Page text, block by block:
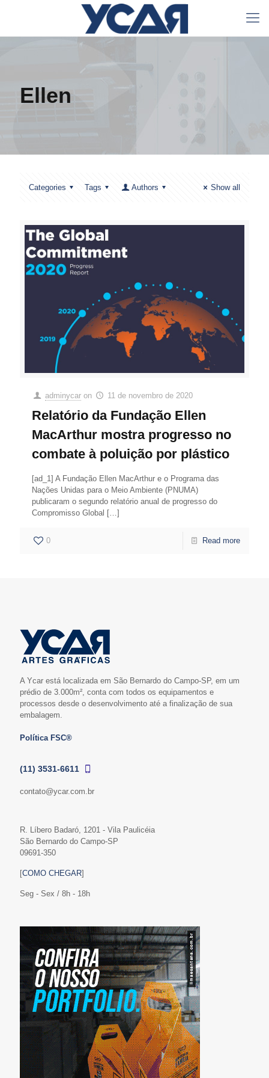
Ellen
Categories Tags Authors Show all
adminycar on 11 de novembro de 2020
Relatório da Fundação Ellen
MacArthur mostra progresso no
combate à poluição por plástico
[ad_1] A Fundação Ellen MacArthur e o Programa das
Nações Unidas para o Meio Ambiente (PNUMA)
publicaram o segundo relatório anual de progresso do
Compromisso Global […]
0 Read more
A Ycar está localizada em São Bernardo do Campo-SP, em um
prédio de 3.000m², conta com todos os equipamentos e
processos desde o desenvolvimento até a finalização de sua
embalagem.
Política FSC®
(11) 3531-6611
contato@ycar.com.br
R. Líbero Badaró, 1201 - Vila Paulicéia
São Bernardo do Campo-SP
09691-350
[COMO CHEGAR]
Seg - Sex / 8h - 18h